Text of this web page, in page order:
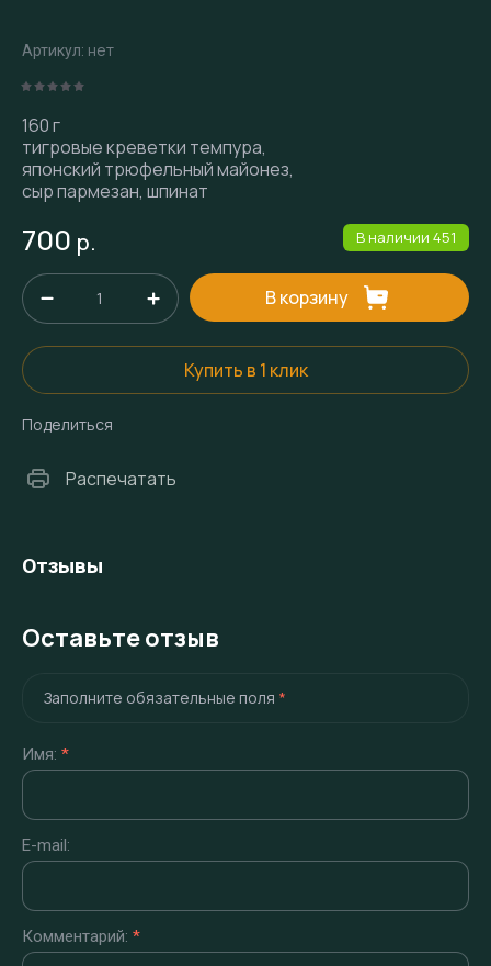
Артикул: нет
160 г
тигровые креветки темпура,
японский трюфельный майонез,
сыр пармезан, шпинат
В наличии 451
700 р.
В корзину
Купить в 1 клик
Поделиться
Распечатать
Отзывы
Оставьте отзыв
Заполните обязательные поля *
Имя: *
E-mail:
Комментарий: *